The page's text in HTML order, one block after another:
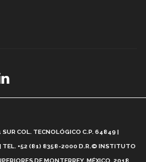
Educativo Tec? (video)
SUR COL. TECNOLÓGICO C.P. 64849 |
| TEL. +52 (81) 8358-2000 D.R.© INSTITUTO
DE MONTERREY, MÉXICO. 2018